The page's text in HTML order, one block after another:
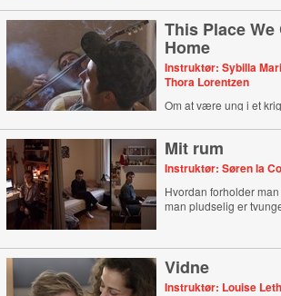
This Place
Home
Instruktør: Sybilla
Thora Lorentzen
Om at være ung i et
Mit rum
Instruktør: Søren la
Hvordan forholder
man pludselig er
Vidne
Instruktør: Louise